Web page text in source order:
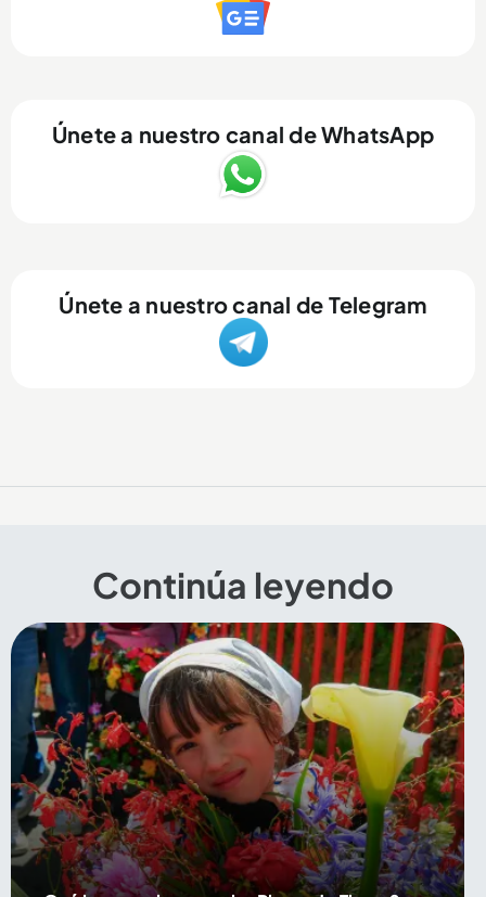
Únete a nuestro canal de WhatsApp
Únete a nuestro canal de Telegram
Continúa leyendo